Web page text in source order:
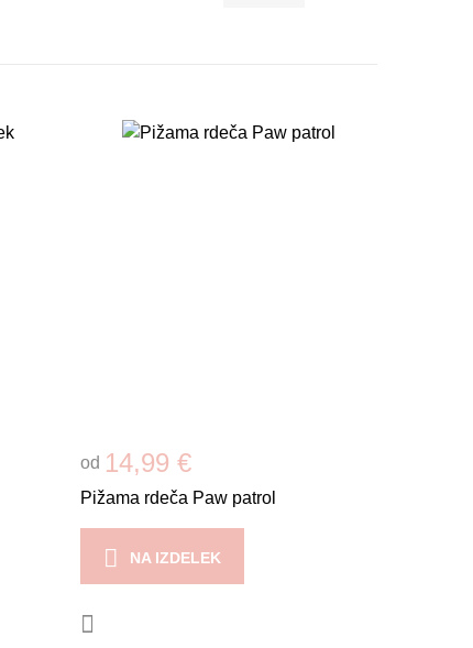
od 14,99 €
Pižama rdeča Paw patrol
NA IZDELEK